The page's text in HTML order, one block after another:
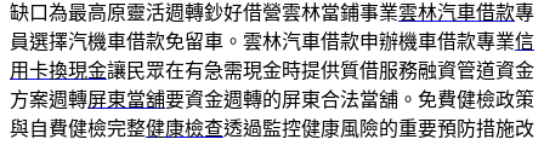
缺口為最高原靈活週轉鈔好借營雲林當鋪事業雲林汽車借款專
員選擇汽機車借款免留車。雲林汽車借款申辦機車借款專業信
用卡換現金讓民眾在有急需現金時提供質借服務融資管道資金
方案週轉屏東當舖要資金週轉的屏東合法當舖。免費健檢政策
與自費健檢完整健康檢查透過監控健康風險的重要預防措施改